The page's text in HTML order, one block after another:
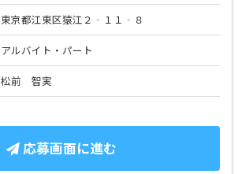
東京都江東区猿江２‐１１‐８
アルバイト・パート
松前 智実
応募画面に進む